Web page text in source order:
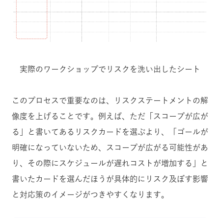
実際のワークショップでリスクを洗い出したシート
このプロセスで重要なのは、リスクステートメントの解
像度を上げることです。例えば、ただ「スコープが広が
る」と書いてあるリスクカードを選ぶより、「ゴールが
明確になっていないため、スコープが広がる可能性があ
り、その際にスケジュールが遅れコストが増加する」と
書いたカードを選んだほうが具体的にリスク及ぼす影響
と対応策のイメージがつきやすくなります。